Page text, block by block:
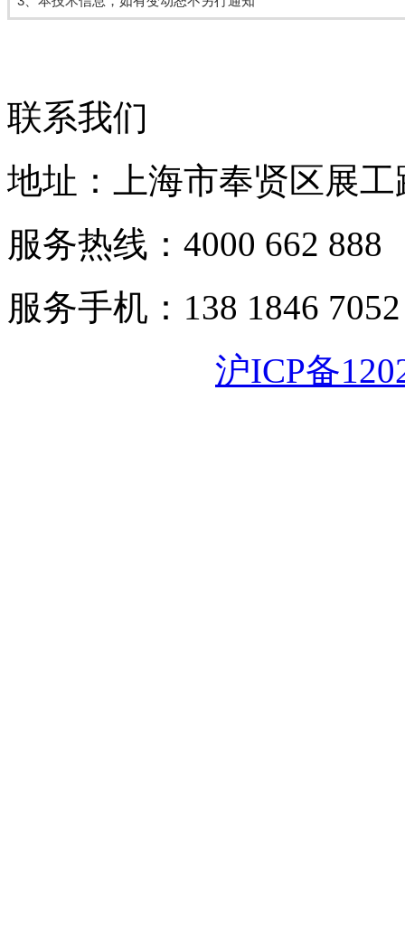
联系我们
地址：上海市奉贤区展工
服务热线：4000 662 888
服务手机：138 1846 7052
沪ICP备